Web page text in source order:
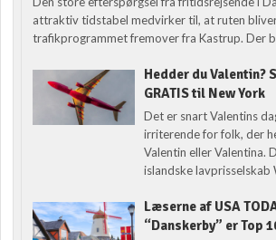
attraktiv tidstabel medvirker til, at ruten
trafikprogrammet fremover fra Kastrup. Der
Hedder du Valentin?
GRATIS til New York
Det er snart Valentins
irriterende for folk, der
Valentin eller Valentina.
islandske lavprisselskab
Læserne af USA
“Danskerby” er Top